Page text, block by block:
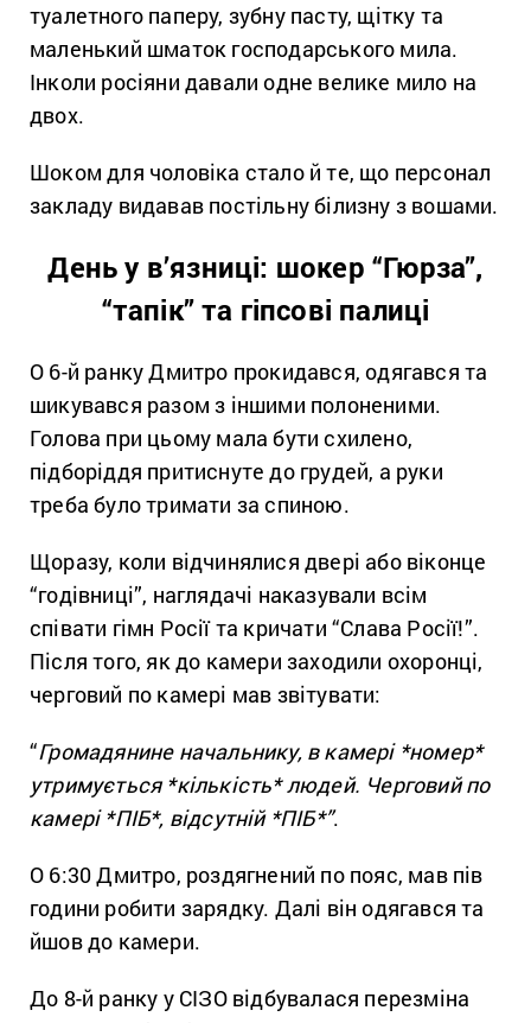
туалетного паперу, зубну пасту, щітку та
маленький шматок господарського мила.
Інколи росіяни давали одне велике мило на
двох.
Шоком для чоловіка стало й те, що персонал
закладу видавав постільну білизну з вошами.
День у в’язниці: шокер “Гюрза”,
“тапік” та гіпсові палиці
О 6-й ранку Дмитро прокидався, одягався та
шикувався разом з іншими полоненими.
Голова при цьому мала бути схилено,
підборіддя притиснуте до грудей, а руки
треба було тримати за спиною.
Щоразу, коли відчинялися двері або віконце
“годівниці”, наглядачі наказували всім
співати гімн Росії та кричати “Слава Росії!”.
Після того, як до камери заходили охоронці,
черговий по камері мав звітувати:
“Громадянине начальнику, в камері *номер*
утримується *кількість* людей. Черговий по
камері *ПІБ*, відсутній *ПІБ*”.
О 6:30 Дмитро, роздягнений по пояс, мав пів
години робити зарядку. Далі він одягався та
йшов до камери.
До 8-й ранку у СІЗО відбувалася перезміна